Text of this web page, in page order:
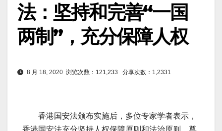
法：坚持和完善“一国
两制”，充分保障人权
8 月 18, 2020 浏览次数：121,233 分享次数：1,2331
香港国安法颁布实施后，多位专家学者表示，